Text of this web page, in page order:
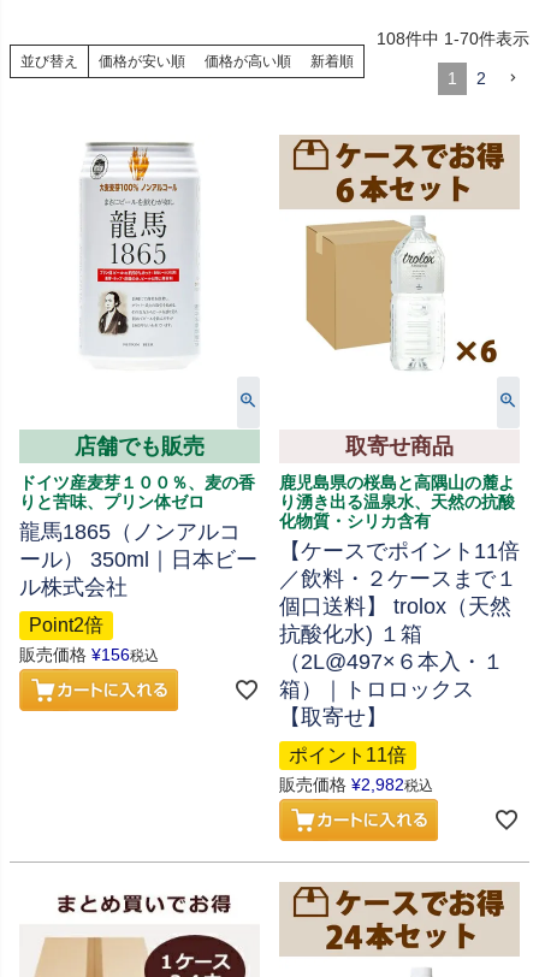
並び替え 価格が安い順 価格が高い順 新着順
108件中 1-70件表示
1 2
店舗でも販売
ドイツ産麦芽１００％、麦の香
りと苦味、プリン体ゼロ
龍馬1865（ノンアルコ
ール） 350ml｜日本ビー
ル株式会社
Point2倍
販売価格 ¥156税込
取寄せ商品
鹿児島県の桜島と高隅山の麓よ
り湧き出る温泉水、天然の抗酸
化物質・シリカ含有
【ケースでポイント11倍
／飲料・２ケースまで１
個口送料】 trolox（天然
抗酸化水) １箱
（2L@497×６本入・１
箱）｜トロロックス
【取寄せ】
ポイント11倍
販売価格 ¥2,982税込